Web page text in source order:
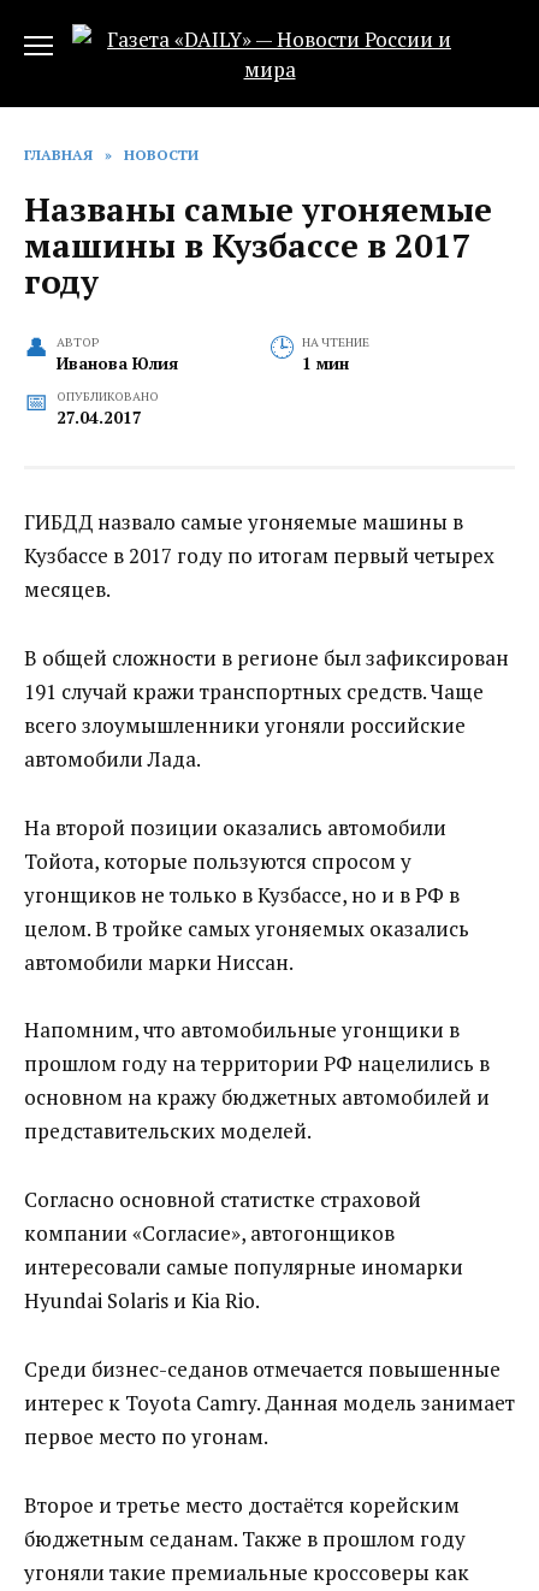
ГЛАВНАЯ » НОВОСТИ
Названы самые угоняемые
машины в Кузбассе‍ в 2017
году
АВТОР
Иванова Юлия
НА ЧТЕНИЕ
1 мин
ОПУБЛИКОВАНО
27.04.2017
ГИБДД назвало самые угоняемые машины в
Кузбассе‍ в 2017 году по итогам первый четырех
месяцев.
В общей сложности в регионе был зафиксирован
191 случай кражи транспортных средств. Чаще
всего злоумышленники угоняли российские
автомобили Лада.
На второй позиции оказались автомобили
Тойота, которые пользуются спросом у
угонщиков не только в Кузбассе, но и в РФ в
целом. В тройке самых угоняемых оказались
автомобили марки Ниссан.
Напомним, что автомобильные угонщики в
прошлом году на территории РФ нацелились в
основном на кражу бюджетных автомобилей и
представительских моделей.
Согласно основной статистке страховой
компании «Согласие», автогонщиков
интересовали самые популярные иномарки
Hyundai Solaris и Kia Rio.
Среди бизнес-седанов отмечается повышенные
интерес к Toyota Camry. Данная модель занимает
первое место по угонам.
Второе и третье место достаётся корейским
бюджетным седанам. Также в прошлом году
угоняли такие премиальные кроссоверы как